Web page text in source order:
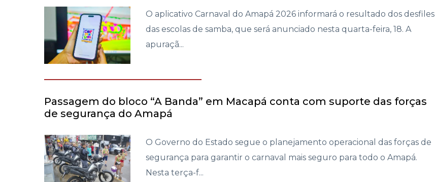
O aplicativo Carnaval do Amapá 2026 informará o resultado dos desfiles
das escolas de samba, que será anunciado nesta quarta-feira, 18. A
apuraçã...
Passagem do bloco “A Banda” em Macapá conta com suporte das forças
de segurança do Amapá
O Governo do Estado segue o planejamento operacional das forças de
segurança para garantir o carnaval mais seguro para todo o Amapá.
Nesta terça-f...